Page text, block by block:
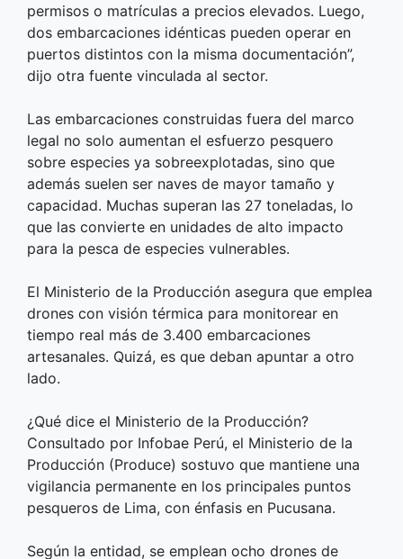
permisos o matrículas a precios elevados. Luego,
dos embarcaciones idénticas pueden operar en
puertos distintos con la misma documentación”,
dijo otra fuente vinculada al sector.
Las embarcaciones construidas fuera del marco
legal no solo aumentan el esfuerzo pesquero
sobre especies ya sobreexplotadas, sino que
además suelen ser naves de mayor tamaño y
capacidad. Muchas superan las 27 toneladas, lo
que las convierte en unidades de alto impacto
para la pesca de especies vulnerables.
El Ministerio de la Producción asegura que emplea
drones con visión térmica para monitorear en
tiempo real más de 3.400 embarcaciones
artesanales. Quizá, es que deban apuntar a otro
lado.
¿Qué dice el Ministerio de la Producción?
Consultado por Infobae Perú, el Ministerio de la
Producción (Produce) sostuvo que mantiene una
vigilancia permanente en los principales puntos
pesqueros de Lima, con énfasis en Pucusana.
Según la entidad, se emplean ocho drones de